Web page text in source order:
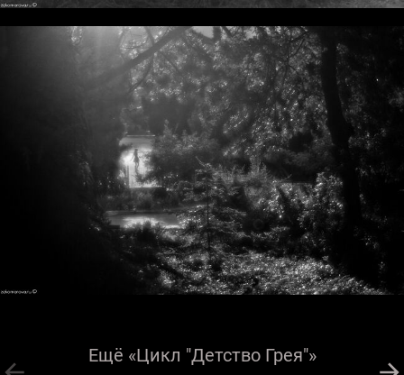
Ещё «Цикл "Детство Грея"»